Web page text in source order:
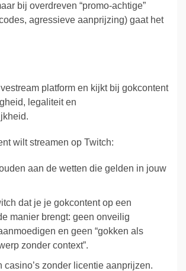
bij overdreven “promo-achtige”
agressieve aanprijzing) gaat het
platform en kijkt bij gokcontent
legaliteit en
wilt streamen op Twitch:
aan de wetten die gelden in jouw
dat je je gokcontent op een
manier brengt: geen onveilig
en geen “gokken als
zonder context”.
casino’s zonder licentie aanprijzen.